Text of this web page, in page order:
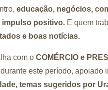
educação, negócios,
impulso positivo. E quem
e boas notícias.
com o COMÉRCIO e
este período, apoiado
temas sugeridos por